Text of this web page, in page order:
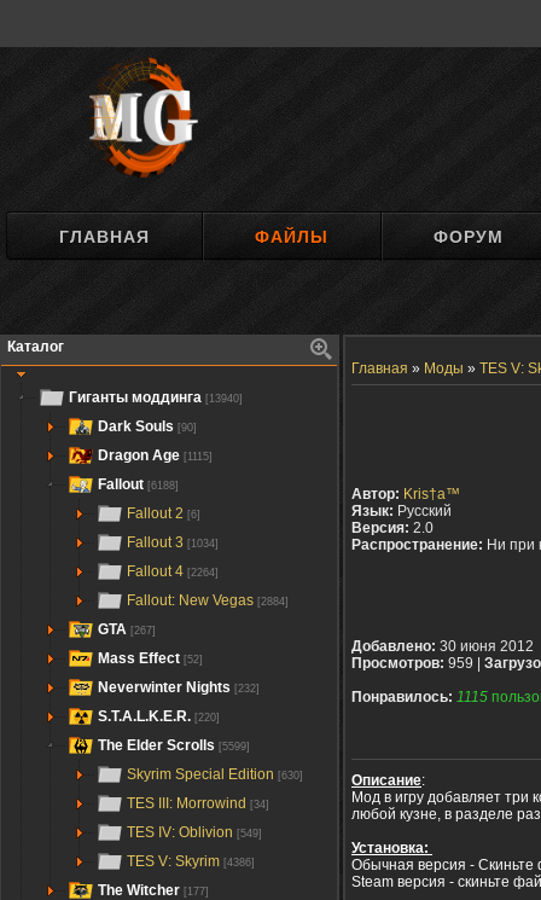
ГЛАВНАЯ ФАЙЛЫ ФОРУМ
Каталог
Гиганты моддинга [13940]
Dark Souls [90]
Dragon Age [1115]
Fallout [6188]
Fallout 2 [6]
Fallout 3 [1034]
Fallout 4 [2264]
Fallout: New Vegas [2884]
GTA [267]
Mass Effect [52]
Neverwinter Nights [232]
S.T.A.L.K.E.R. [220]
The Elder Scrolls [5599]
Skyrim Special Edition [630]
TES III: Morrowind [34]
TES IV: Oblivion [549]
TES V: Skyrim [4386]
The Witcher [177]
Главная » Моды » TES V:
Автор: Kris†a™
Язык: Русский
Версия: 2.0
Распространение: Ни при
Добавлено: 30 июня 2012
Просмотров: 959 |
Понравилось: 1115
Описание:
Мод в игру добавляет три
любой кузне, в разделе
Установка:
Обычная версия -
Steam версия - скиньте